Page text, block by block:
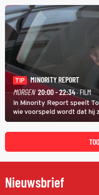
TIP
MINORITY REPORT
MORGEN 20:00 - 22:34· FILM
In Minority Report speelt
wie voorspeld wordt dat hij
Nieuwsbrief